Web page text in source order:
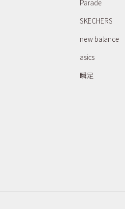
Parade
SKECHERS
new balance
asics
瞬足